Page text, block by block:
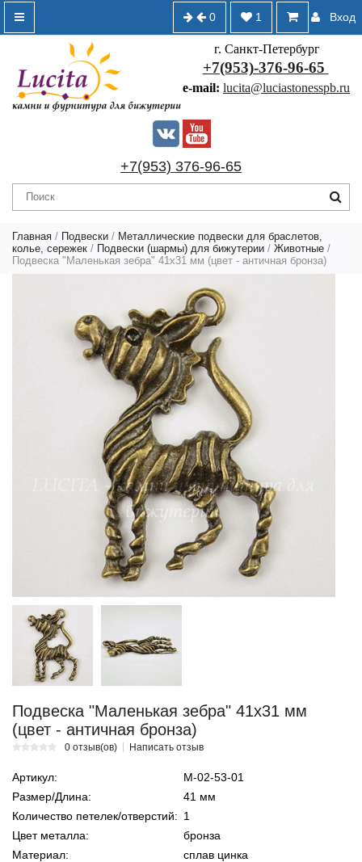
Вход
1
0
г. Санкт-Петербург
+7(953)-376-96-65
e-mail: lucita@luciastonesspb.ru
+7(953) 376-96-65
Главная / Подвески / Металлические подвески для браслетов,
колье, сережек / Подвески (шармы) для бижутерии / Животные /
Подвеска "Маленькая зебра" 41х31 мм (цвет - античная бронза)
Подвеска "Маленькая зебра" 41х31 мм
(цвет - античная бронза)
0 отзыв(ов) Написать отзыв
Артикул:
М-02-53-01
Размер/Длина:
41 мм
Количество петелек/отверстий: 1
Цвет металла:
бронза
Материал:
сплав цинка